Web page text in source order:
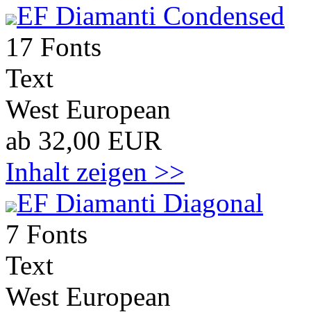
EF Diamanti Condensed
17 Fonts
Text
West European
ab 32,00 EUR
Inhalt zeigen >>
EF Diamanti Diagonal
7 Fonts
Text
West European